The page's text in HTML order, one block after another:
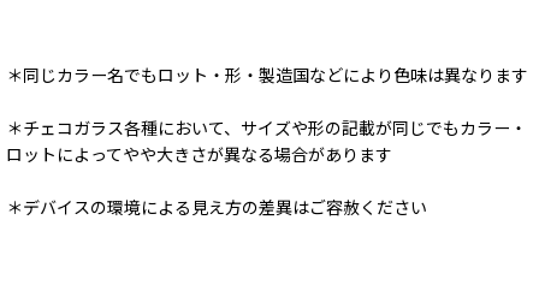
＊同じカラー名でもロット・形・製造国などにより色味は異なります
＊チェコガラス各種において、サイズや形の記載が同じでもカラー・
ロットによってやや大きさが異なる場合があります
＊デバイスの環境による見え方の差異はご容赦ください